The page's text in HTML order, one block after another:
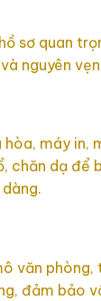
sơ quan
nguyên
máy
chăn dạ
văn
đảm bảo